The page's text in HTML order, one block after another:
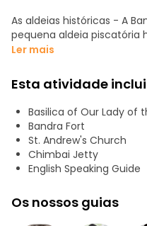
As aldeias históricas - A
pequena aldeia piscatória
e agricultores. Foi
aos portugueses.
Aldeia de Ranwar -
aldeias, que constituíam
tomaram Bombaim aos
obtiveram o controlo
Chimbai - Ao contrário do
artística pela qual Bandra é
Ler mais
Esta atividade
Basilica of Our Lady of
Bandra Fort
St. Andrew's Church
Chimbai Jetty
English Speaking Guide
Os nossos guias